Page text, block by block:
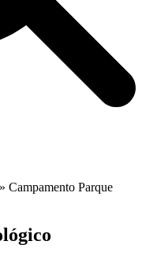
» Campamento Parque